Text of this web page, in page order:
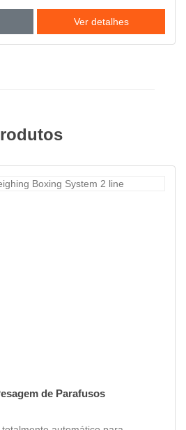
Ver detalhes
de Parafusos